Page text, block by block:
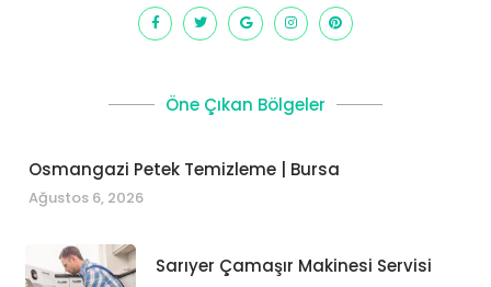
Öne Çıkan Bölgeler
Osmangazi Petek Temizleme | Bursa
Ağustos 6, 2026
Sarıyer Çamaşır Makinesi Servisi